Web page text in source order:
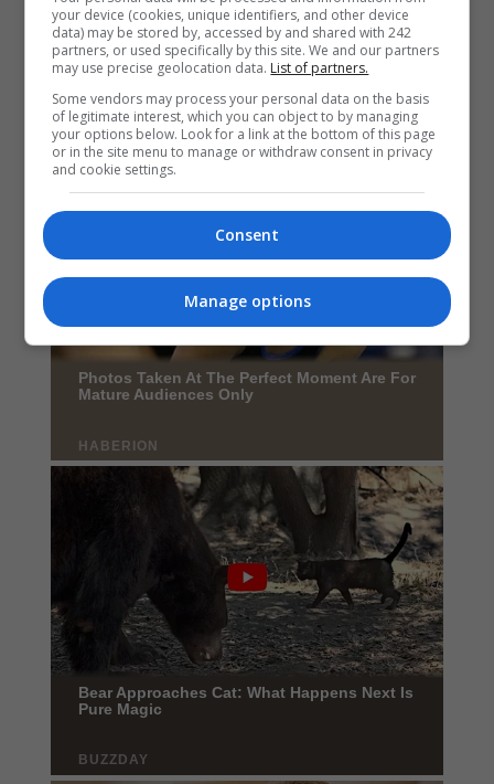
your device (cookies, unique identifiers, and other device
data) may be stored by, accessed by and shared with 242
partners, or used specifically by this site. We and our partners
may use precise geolocation data. List of partners.
Some vendors may process your personal data on the basis
of legitimate interest, which you can object to by managing
your options below. Look for a link at the bottom of this page
or in the site menu to manage or withdraw consent in privacy
and cookie settings.
Consent
Manage options